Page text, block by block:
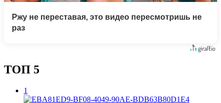
Ржу не переставая, это видео пересмотришь не
раз
ТОП 5
1